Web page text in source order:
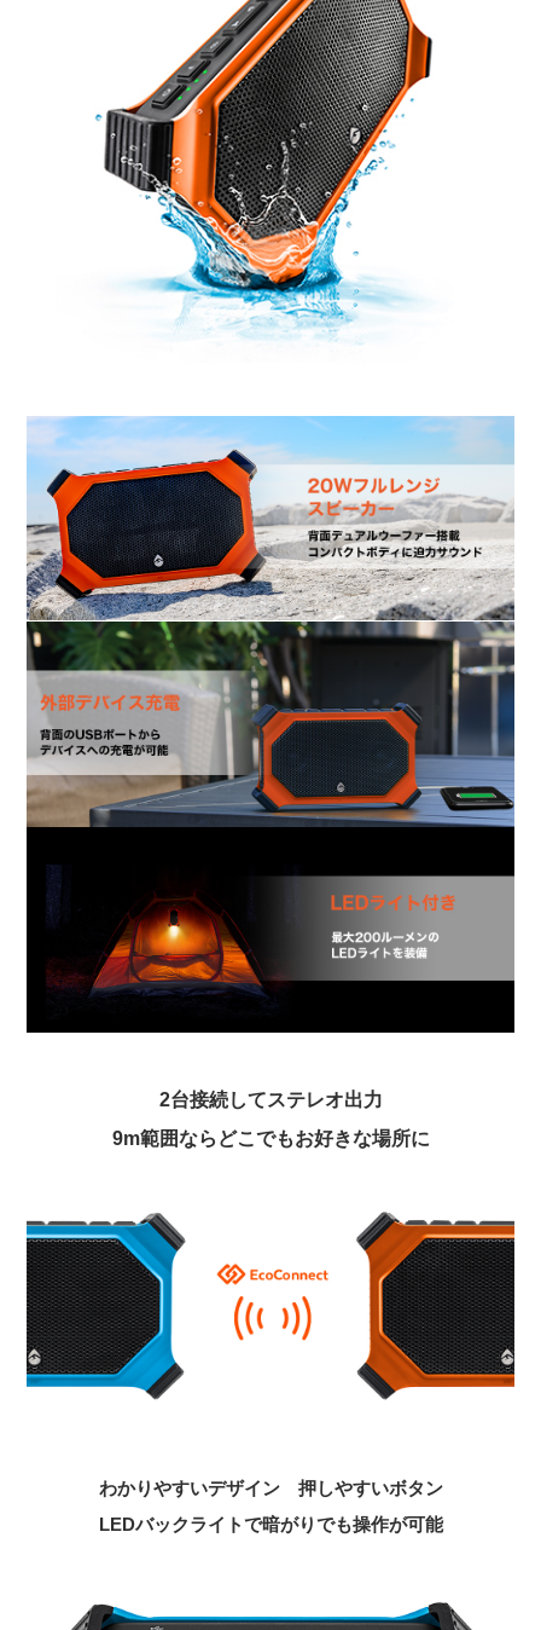
2台接続してステレオ出力
9m範囲ならどこでもお好きな場所に
わかりやすいデザイン 押しやすいボタン
LEDバックライトで暗がりでも操作が可能